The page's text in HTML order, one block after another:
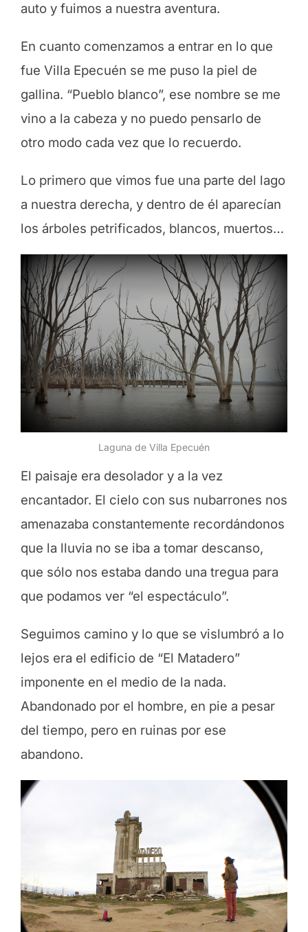
auto y fuimos a nuestra aventura.
En cuanto comenzamos a entrar en lo que
fue Villa Epecuén se me puso la piel de
gallina. “Pueblo blanco”, ese nombre se me
vino a la cabeza y no puedo pensarlo de
otro modo cada vez que lo recuerdo.
Lo primero que vimos fue una parte del lago
a nuestra derecha, y dentro de él aparecían
los árboles petrificados, blancos, muertos…
Laguna de Villa Epecuén
El paisaje era desolador y a la vez
encantador. El cielo con sus nubarrones nos
amenazaba constantemente recordándonos
que la lluvia no se iba a tomar descanso,
que sólo nos estaba dando una tregua para
que podamos ver “el espectáculo”.
Seguimos camino y lo que se vislumbró a lo
lejos era el edificio de “El Matadero”
imponente en el medio de la nada.
Abandonado por el hombre, en pie a pesar
del tiempo, pero en ruinas por ese
abandono.